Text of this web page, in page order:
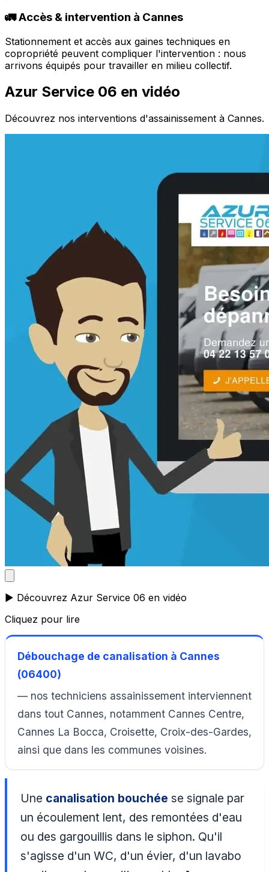
🚛 Accès & intervention à Cannes
Stationnement et accès aux gaines techniques en
copropriété peuvent compliquer l'intervention : nous
arrivons équipés pour travailler en milieu collectif.
Azur Service 06 en vidéo
Découvrez nos interventions d'assainissement à Cannes.
▶️ Découvrez Azur Service 06 en vidéo
Cliquez pour lire
Débouchage de canalisation à Cannes
(06400)
— nos techniciens assainissement interviennent
dans tout Cannes, notamment Cannes Centre,
Cannes La Bocca, Croisette, Croix-des-Gardes,
ainsi que dans les communes voisines.
Une canalisation bouchée se signale par
un écoulement lent, des remontées d'eau
ou des gargouillis dans le siphon. Qu'il
s'agisse d'un WC, d'un évier, d'un lavabo